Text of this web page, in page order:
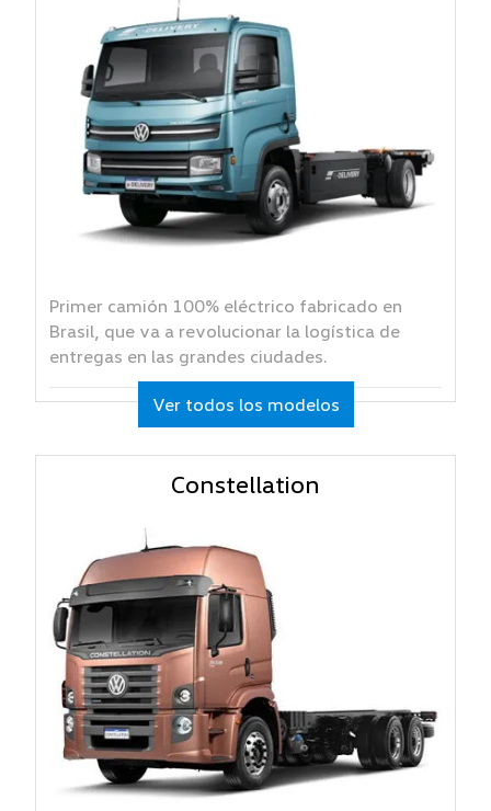
Primer camión 100% eléctrico fabricado en
Brasil, que va a revolucionar la logística de
entregas en las grandes ciudades.
Ver todos los modelos
Constellation